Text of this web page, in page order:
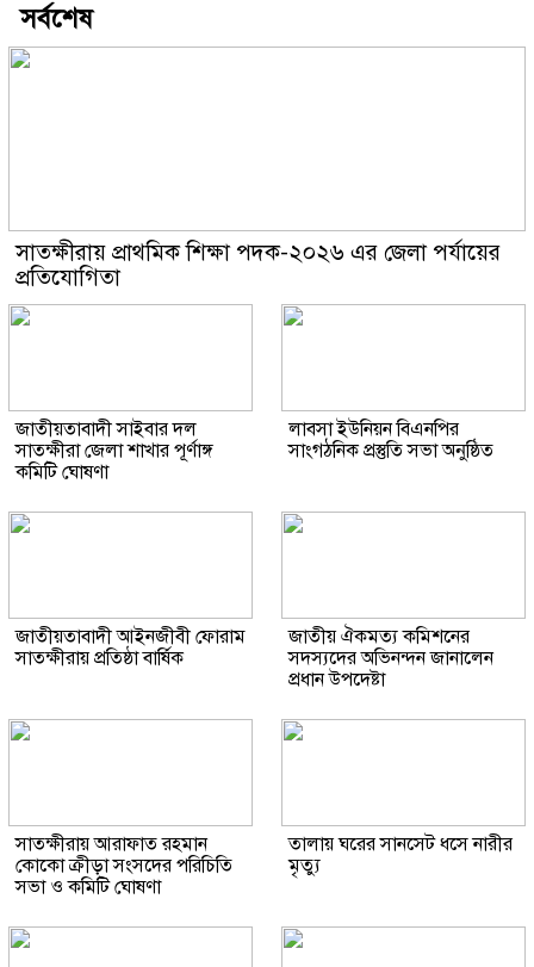
সর্বশেষ
সাতক্ষীরায় প্রাথমিক শিক্ষা পদক-২০২৬ এর জেলা পর্যায়ের
প্রতিযোগিতা
জাতীয়তাবাদী সাইবার দল
সাতক্ষীরা জেলা শাখার পূর্ণাঙ্গ
কমিটি ঘোষণা
লাবসা ইউনিয়ন বিএনপির
সাংগঠনিক প্রস্তুতি সভা অনুষ্ঠিত
জাতীয়তাবাদী আইনজীবী ফোরাম
সাতক্ষীরায় প্রতিষ্ঠা বার্ষিক
জাতীয় ঐকমত্য কমিশনের
সদস্যদের অভিনন্দন জানালেন
প্রধান উপদেষ্টা
সাতক্ষীরায় আরাফাত রহমান
কোকো ক্রীড়া সংসদের পরিচিতি
সভা ও কমিটি ঘোষণা
তালায় ঘরের সানসেট ধসে নারীর
মৃত্যু